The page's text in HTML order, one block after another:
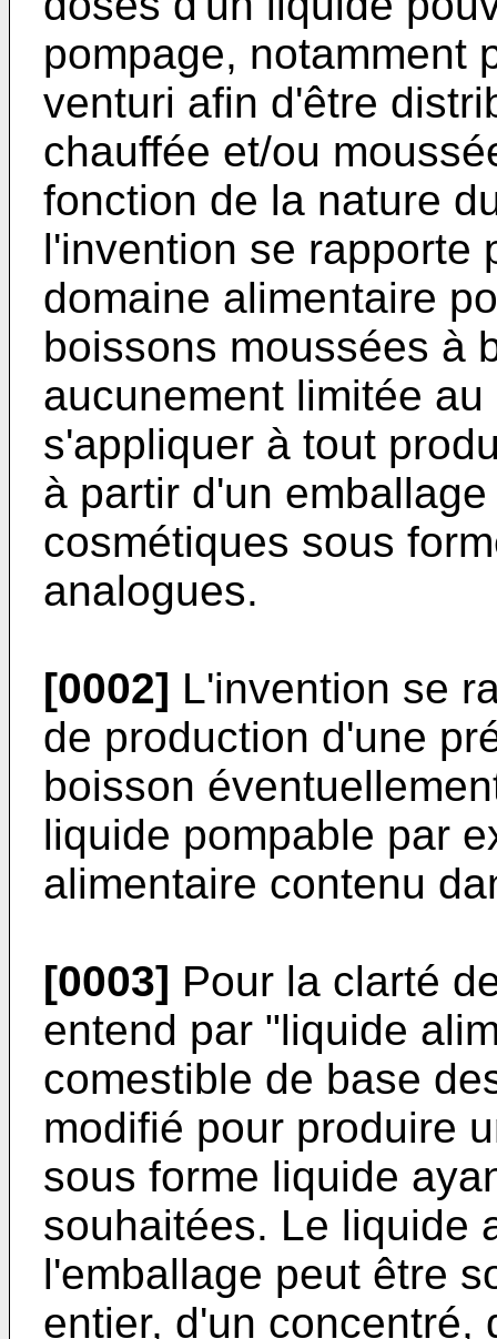
pompage, notamment
venturi afin d'être
chauffée et/ou
fonction de la nature
l'invention se rapporte
domaine alimentaire
boissons moussées à
aucunement limitée
s'appliquer à tout
à partir d'un
cosmétiques sous
analogues.
[0002] L'invention se
de production d'une
boisson
liquide pompable par
alimentaire contenu
[0003] Pour la clarté
entend par "liquide
comestible de base
modifié pour produire
sous forme liquide
souhaitées. Le liquide
l'emballage peut être
entier, d'un concentré,